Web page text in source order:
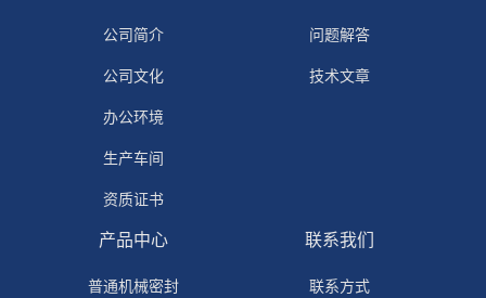
公司简介
公司文化
办公环境
生产车间
资质证书
问题解答
技术文章
产品中心
普通机械密封
联系我们
联系方式